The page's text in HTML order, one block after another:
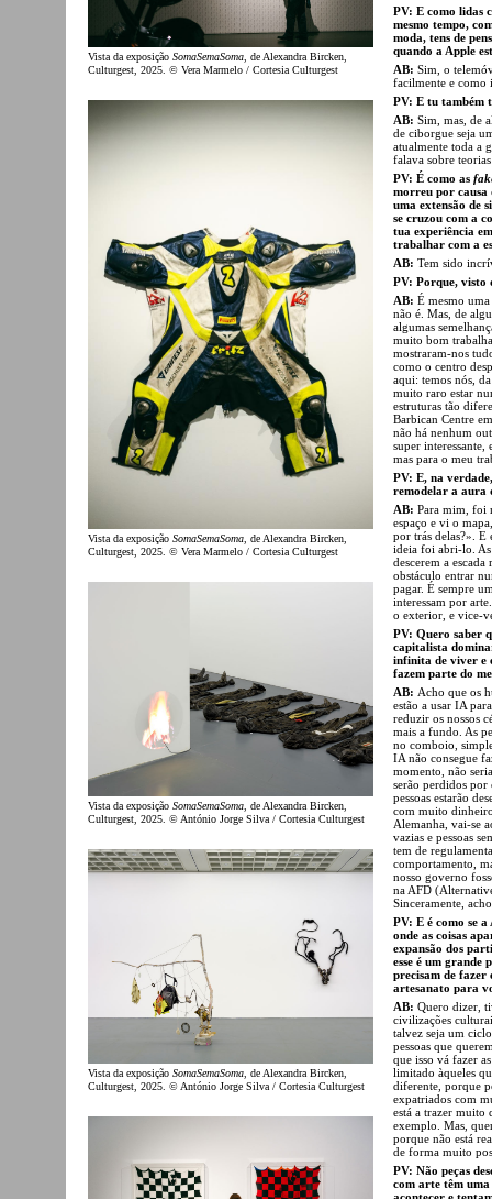
Vista da exposição SomaSemaSoma, de Alexandra Bircken,
Culturgest, 2025. © Vera Marmelo / Cortesia Culturgest
Vista da exposição SomaSemaSoma, de Alexandra Bircken,
Culturgest, 2025. © Vera Marmelo / Cortesia Culturgest
Vista da exposição SomaSemaSoma, de Alexandra Bircken,
Culturgest, 2025. © António Jorge Silva / Cortesia Culturgest
Vista da exposição SomaSemaSoma, de Alexandra Bircken,
Culturgest, 2025. © António Jorge Silva / Cortesia Culturgest
PV: E como lidas
mesmo tempo,
moda, tens de
quando a Apple
AB: Sim, o
facilmente e como
PV: E tu também
AB: Sim, mas, de
de ciborgue seja
atualmente toda a
falava sobre
PV: É como as
morreu por causa
uma extensão de
se cruzou com a
tua experiência
trabalhar com a
AB: Tem sido
PV: Porque, visto
AB: É mesmo
não é. Mas, de
algumas
muito bom
mostraram-nos
como o centro
aqui: temos nós,
muito raro estar
estruturas tão
Barbican Centre
não há nenhum
super interessante,
mas para o meu
PV: E, na
remodelar a aura
AB: Para mim, foi
espaço e vi o
por trás delas?». E
ideia foi abri-lo. As
descerem a
obstáculo entrar
pagar. É sempre
interessam por
o exterior, e vice-
PV: Quero saber
capitalista
infinita de viver e
fazem parte do
AB: Acho que os
estão a usar IA
reduzir os nossos
mais a fundo. As
no comboio,
IA não consegue
momento, não
serão perdidos por
pessoas estarão
com muito
Alemanha, vai-se
vazias e pessoas
tem de
comportamento,
nosso governo
na AFD
Sinceramente,
PV: E é como se
onde as coisas
expansão dos
esse é um grande
precisam de fazer
artesanato para
AB: Quero dizer,
civilizações
talvez seja um
pessoas que
que isso vá fazer
limitado àqueles
diferente, porque
expatriados com
está a trazer muito
exemplo. Mas,
porque não está
de forma muito
PV: Não peças
com arte têm uma